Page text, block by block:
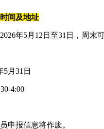
间及地址
年5月12日至31日，周末
5月31日
4:00
申报信息将作废。